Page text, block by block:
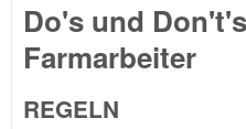
Do's und
Farmarbeiter
REGELN